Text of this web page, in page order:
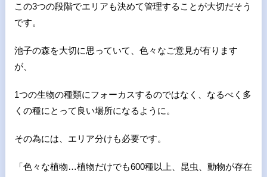
この3つの段階でエリアも決めて管理することが大切だそう
です。
池子の森を大切に思っていて、色々なご意見が有ります
が、
1つの生物の種類にフォーカスするのではなく、なるべく多
くの種にとって良い場所になるように。
その為には、エリア分けも必要です。
「色々な植物…植物だけでも600種以上、昆虫、動物が存在